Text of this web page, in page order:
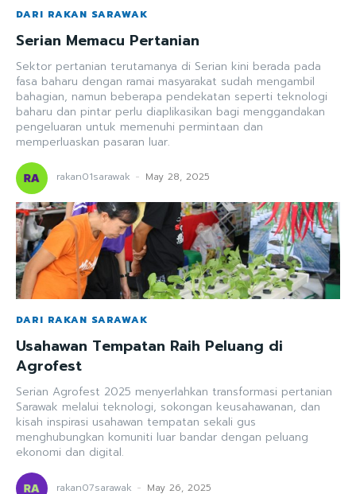
DARI RAKAN SARAWAK
Serian Memacu Pertanian
Sektor pertanian terutamanya di Serian kini berada pada
fasa baharu dengan ramai masyarakat sudah mengambil
bahagian, namun beberapa pendekatan seperti teknologi
baharu dan pintar perlu diaplikasikan bagi menggandakan
pengeluaran untuk memenuhi permintaan dan
memperluaskan pasaran luar.
rakan01sarawak - May 28, 2025
DARI RAKAN SARAWAK
Usahawan Tempatan Raih Peluang di
Agrofest
Serian Agrofest 2025 menyerlahkan transformasi pertanian
Sarawak melalui teknologi, sokongan keusahawanan, dan
kisah inspirasi usahawan tempatan sekali gus
menghubungkan komuniti luar bandar dengan peluang
ekonomi dan digital.
rakan07sarawak - May 26, 2025